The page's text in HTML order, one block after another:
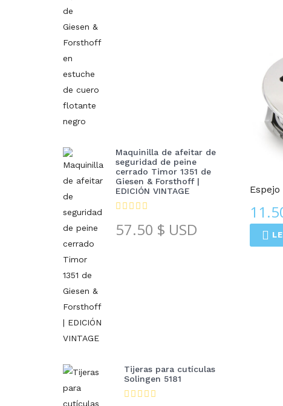
Maquinilla de afeitar de
seguridad de peine
cerrado Timor 1351 de
Giesen & Forsthoff |
EDICIÓN VINTAGE
57.50 $ USD
Tijeras para cutículas
Solingen 5181
Espejos Compactos